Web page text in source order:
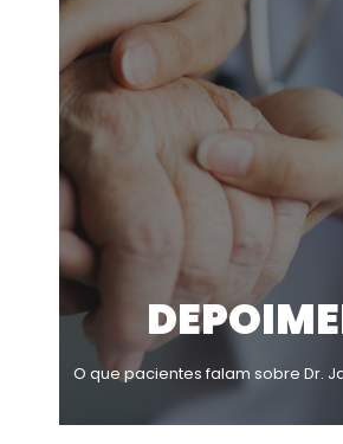
O que pacientes falam sobre Dr.